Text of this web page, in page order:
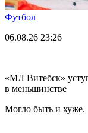
Футбол
06.08.26 23:26
«МЛ Витебск»
в меньшинстве
Могло быть и хуже.